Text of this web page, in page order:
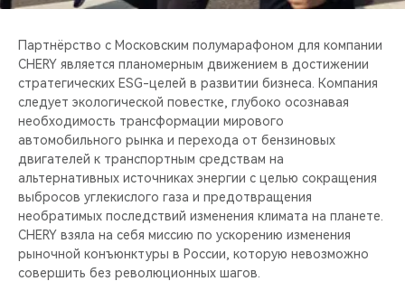
Партнёрство с Московским полумарафоном для компании
CHERY является планомерным движением в достижении
стратегических ESG-целей в развитии бизнеса. Компания
следует экологической повестке, глубоко осознавая
необходимость трансформации мирового
автомобильного рынка и перехода от бензиновых
двигателей к транспортным средствам на
альтернативных источниках энергии с целью сокращения
выбросов углекислого газа и предотвращения
необратимых последствий изменения климата на планете.
CHERY взяла на себя миссию по ускорению изменения
рыночной конъюнктуры в России, которую невозможно
совершить без революционных шагов.